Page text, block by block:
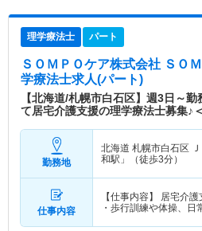
理学療法士 パート
ＳＯＭＰＯケア株式会社 ＳＯ
学療法士求人(パート)
【北海道/札幌市白石区】週3日～
て居宅介護支援の理学療法士募集♪
勤務地
北海道 札幌市白石区
和駅」（徒歩3分）
仕事内容
【仕事内容】 居宅介
・歩行訓練や体操、